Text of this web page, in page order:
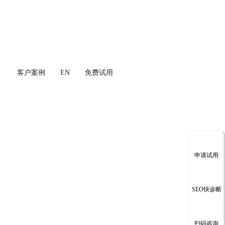
客户案例 EN 免费试用
申请试用
SEO快诊断
扫码咨询